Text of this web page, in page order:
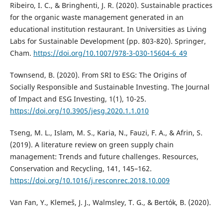
Ribeiro, I. C., & Bringhenti, J. R. (2020). Sustainable practices
for the organic waste management generated in an
educational institution restaurant. In Universities as Living
Labs for Sustainable Development (pp. 803-820). Springer,
Cham. https://doi.org/10.1007/978-3-030-15604-6_49
Townsend, B. (2020). From SRI to ESG: The Origins of
Socially Responsible and Sustainable Investing. The Journal
of Impact and ESG Investing, 1(1), 10-25.
https://doi.org/10.3905/jesg.2020.1.1.010
Tseng, M. L., Islam, M. S., Karia, N., Fauzi, F. A., & Afrin, S.
(2019). A literature review on green supply chain
management: Trends and future challenges. Resources,
Conservation and Recycling, 141, 145–162.
https://doi.org/10.1016/j.resconrec.2018.10.009
Van Fan, Y., Klemeš, J. J., Walmsley, T. G., & Bertók, B. (2020).